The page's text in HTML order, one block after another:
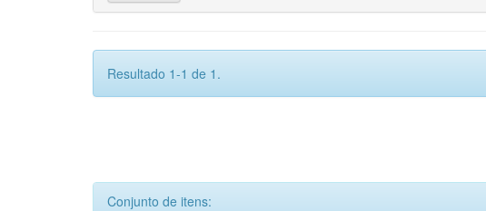
Resultado 1-1 de 1.
Conjunto de itens: